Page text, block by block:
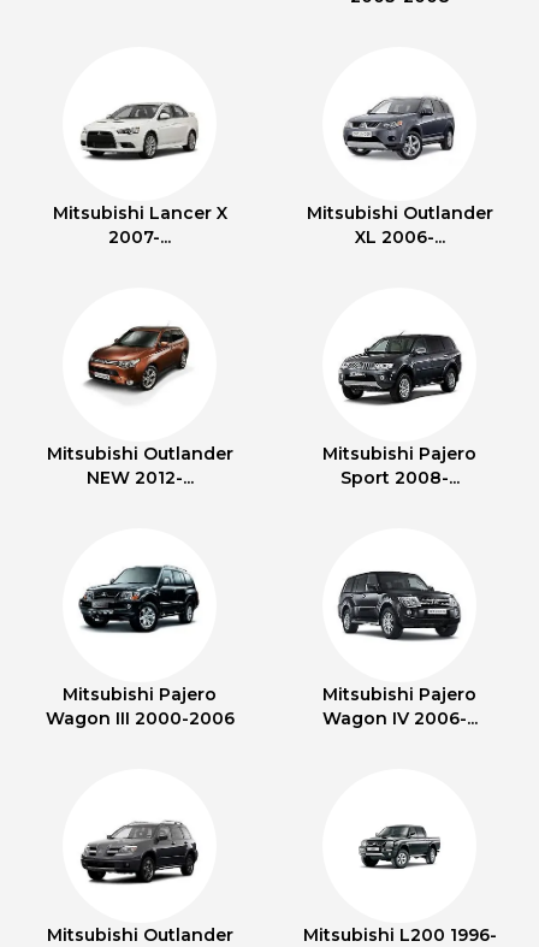
Mitsubishi Lancer X
2007-...
Mitsubishi Outlander
XL 2006-...
Mitsubishi Outlander
NEW 2012-...
Mitsubishi Pajero
Sport 2008-...
Mitsubishi Pajero
Wagon III 2000-2006
Mitsubishi Pajero
Wagon IV 2006-...
Mitsubishi Outlander
Mitsubishi L200 1996-